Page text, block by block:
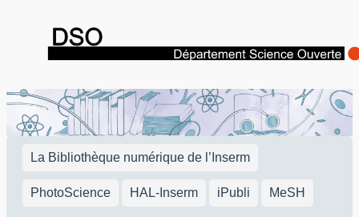
La Bibliothèque numérique de l’Inserm
PhotoScience HAL-Inserm iPubli MeSH